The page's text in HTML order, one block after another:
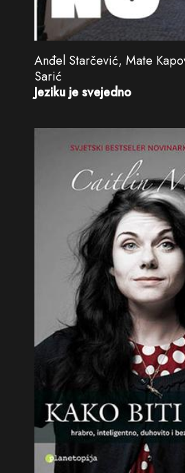
Anđel Starčević, Mate
Sarić
Jeziku je svejedno